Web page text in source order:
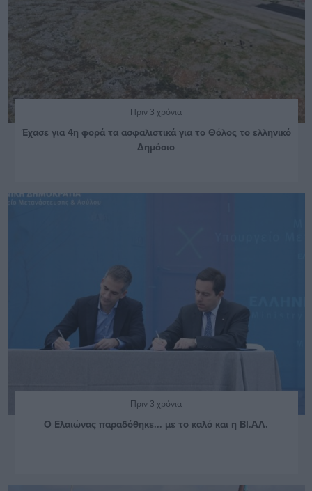
Πριν 3 χρόνια
Έχασε για 4η φορά τα ασφαλιστικά για το Θόλος το ελληνικό
Δημόσιο
Πριν 3 χρόνια
Ο Ελαιώνας παραδόθηκε... με το καλό και η ΒΙ.ΑΛ.